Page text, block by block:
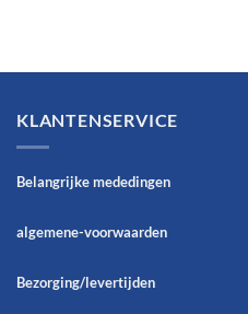
KLANTENSERVICE
Belangrijke mededingen
algemene-voorwaarden
Bezorging/levertijden